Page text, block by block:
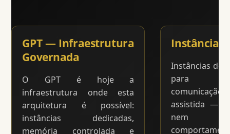
GPT — Infraestrutura
Governada
O GPT é hoje a
infraestrutura onde esta
arquitetura é possível:
instâncias dedicadas,
memória controlada e
Instâncias
Instâncias de
para
assistida —
nem